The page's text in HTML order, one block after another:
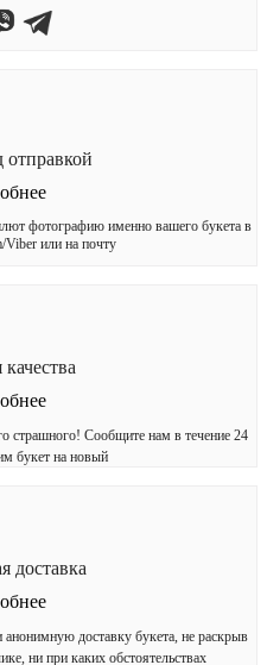
отправкой
фотографию именно вашего букета в
Viber или на почту
страшного! Сообщите нам в течение 24
букет на новый
доставка
доставку букета, не раскрыв
ни при каких обстоятельствах